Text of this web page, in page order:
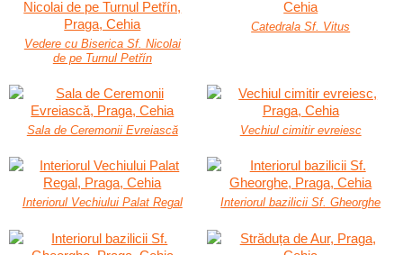
Vedere cu Biserica Sf. Nicolai
de pe Turnul Petřín
Catedrala Sf. Vitus
Sala de Ceremonii Evreiască Vechiul cimitir evreiesc
Interiorul Vechiului Palat Regal Interiorul bazilicii Sf. Gheorghe